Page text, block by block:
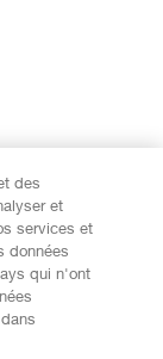
des
et
services et
données
qui n'ont